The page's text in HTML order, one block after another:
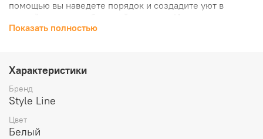
помощью вы наведете порядок и создадите уют в
выполнено из высококачественной ДСП. Корпус покрыт
виде двух больших отделений за распашными дверцами
и двух ящиков полного выдвижения на направляющих
Hettich. Шкаф можно поставить на пол или закрепить на
стене с помощью врезных скрытых навесов. Ножки для
комплект
Показать полностью
Характеристики
Бренд
Style Line
Цвет
Белый